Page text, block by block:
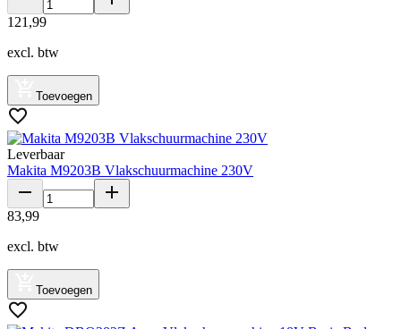
121 ,99
excl. btw
Toevoegen
Leverbaar
Makita M9203B Vlakschuurmachine 230V
83,99
excl. btw
Toevoegen